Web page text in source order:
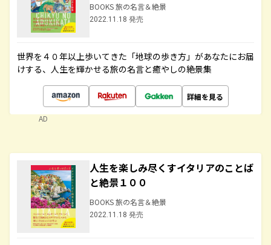
BOOKS 旅の名言＆絶景
2022.11.18 発売
世界を４０年以上歩いてきた「地球の歩き方」があなたにお届
けする、人生を輝かせる旅の名言と癒やしの絶景集
詳細を見る
AD
人生を楽しみ尽くすイタリアのことば
と絶景１００
BOOKS 旅の名言＆絶景
2022.11.18 発売